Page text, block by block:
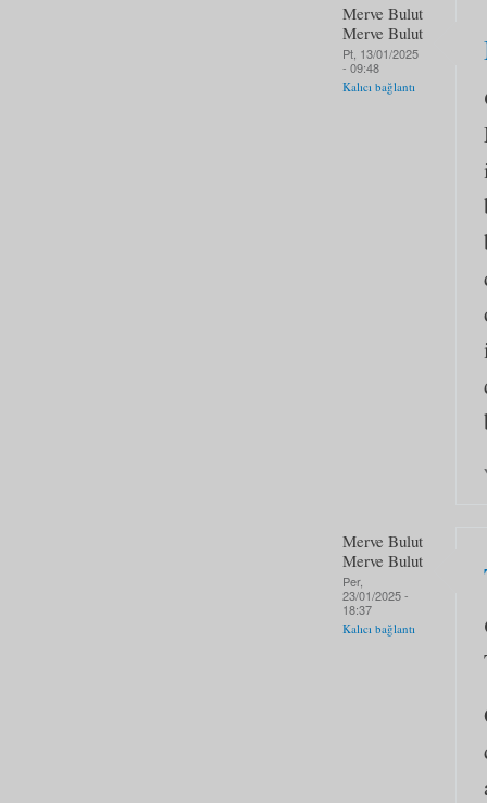
Merve Bulut
Merve Bulut
Pt, 13/01/2025
- 09:48
Kalıcı bağlantı
Merve Bulut
Merve Bulut
Per,
23/01/2025 -
18:37
Kalıcı bağlantı